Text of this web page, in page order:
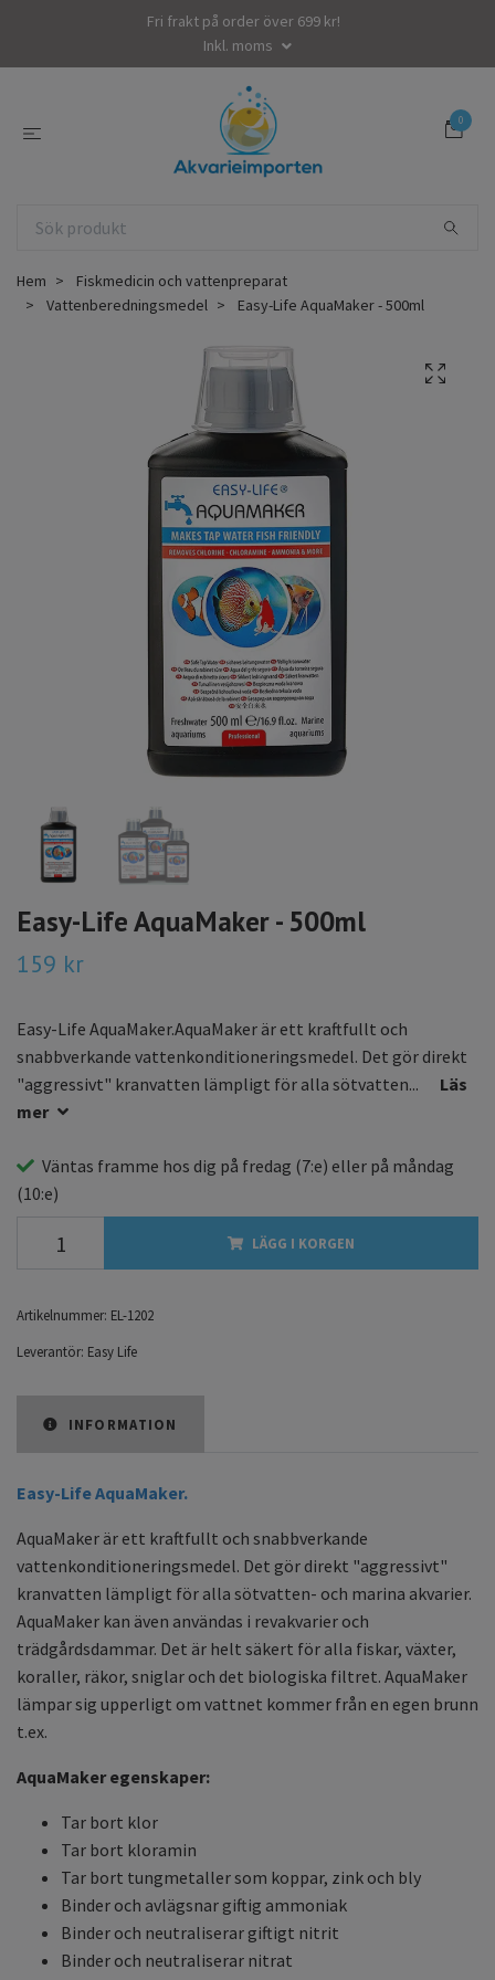
Fri frakt på order över 699 kr!
Inkl. moms
0
Hem
Fiskmedicin och vattenpreparat
Vattenberedningsmedel
Easy-Life AquaMaker - 500ml
Easy-Life AquaMaker - 500ml
159 kr
Easy-Life AquaMaker.AquaMaker är ett kraftfullt och
snabbverkande vattenkonditioneringsmedel. Det gör direkt
"aggressivt" kranvatten lämpligt för alla sötvatten...
Läs
mer
Väntas framme hos dig på fredag (7:e) eller på måndag
(10:e)
LÄGG I KORGEN
Artikelnummer: EL-1202
Leverantör: Easy Life
INFORMATION
Easy-Life AquaMaker.
AquaMaker är ett kraftfullt och snabbverkande
vattenkonditioneringsmedel. Det gör direkt "aggressivt"
kranvatten lämpligt för alla sötvatten- och marina akvarier.
AquaMaker kan även användas i revakvarier och
trädgårdsdammar. Det är helt säkert för alla fiskar, växter,
koraller, räkor, sniglar och det biologiska filtret. AquaMaker
lämpar sig upperligt om vattnet kommer från en egen brunn
t.ex.
AquaMaker egenskaper:
Tar bort klor
Tar bort kloramin
Tar bort tungmetaller som koppar, zink och bly
Binder och avlägsnar giftig ammoniak
Binder och neutraliserar giftigt nitrit
Binder och neutraliserar nitrat